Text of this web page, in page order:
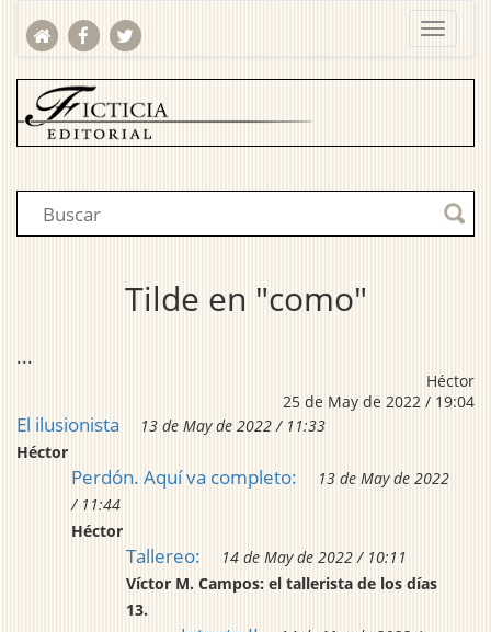
Tilde en "como"
...
Héctor
25 de May de 2022 / 19:04
El ilusionista
13 de May de 2022 / 11:33
Héctor
Perdón. Aquí va completo:
13 de May de 2022
/ 11:44
Héctor
Tallereo:
14 de May de 2022 / 10:11
Víctor M. Campos: el tallerista de los días
13.